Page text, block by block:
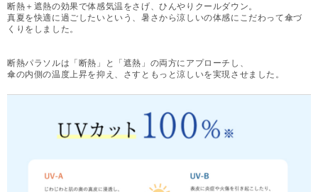
断熱＋遮熱の効果で体感気温をさげ、ひんやりクールダウン。
真夏を快適に過ごしたいという、暑さから涼しいの体感にこだわって傘づ
くりをしました。
断熱パラソルは「断熱」と「遮熱」の両方にアプローチし、
傘の内側の温度上昇を抑え、さすともっと涼しいを実現させました。